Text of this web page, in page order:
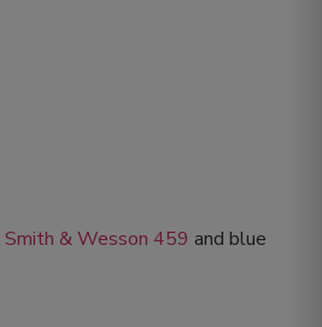
Smith & Wesson 459 and blue